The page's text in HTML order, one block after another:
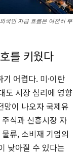
국인 자금 흐름은 여전히 부
를 키웠다
어렵다. 미·이란
도 시장 심리에 영향
망이 나오자 국제유
식과 신흥시장 자
류, 소비재 기업의
낮아질 수 있다는